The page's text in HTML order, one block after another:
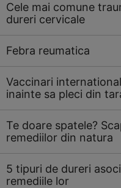
Cele mai comune
dureri cervicale
Febra reumatica
Vaccinari
inainte sa pleci din
Te doare spatele?
remediilor din natura
5 tipuri de dureri
remediile lor